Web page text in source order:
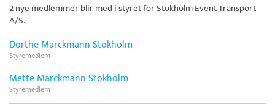
2 nye medlemmer blir med i styret forStokholm Event Transport
A/S.
Dorthe Marckmann Stokholm
Styremedlem
Mette Marckmann Stokholm
Styremedlem